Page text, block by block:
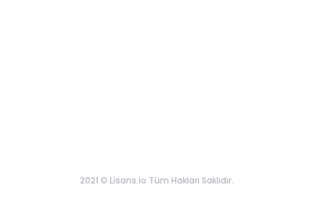
2021 © Lisans.io Tüm Hakları Saklıdır.